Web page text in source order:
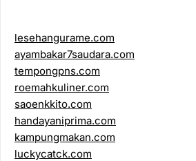
lesehangurame.com
ayambakar7saudara.com
tempongpns.com
roemahkuliner.com
saoenkkito.com
handayaniprima.com
kampungmakan.com
luckycatck.com